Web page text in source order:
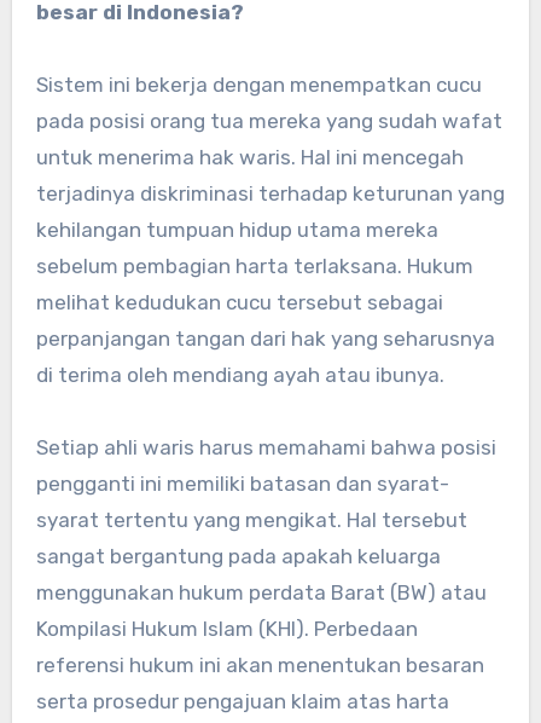
besar di Indonesia?
Sistem ini bekerja dengan menempatkan cucu
pada posisi orang tua mereka yang sudah wafat
untuk menerima hak waris. Hal ini mencegah
terjadinya diskriminasi terhadap keturunan yang
kehilangan tumpuan hidup utama mereka
sebelum pembagian harta terlaksana. Hukum
melihat kedudukan cucu tersebut sebagai
perpanjangan tangan dari hak yang seharusnya
di terima oleh mendiang ayah atau ibunya.
Setiap ahli waris harus memahami bahwa posisi
pengganti ini memiliki batasan dan syarat-
syarat tertentu yang mengikat. Hal tersebut
sangat bergantung pada apakah keluarga
menggunakan hukum perdata Barat (BW) atau
Kompilasi Hukum Islam (KHI). Perbedaan
referensi hukum ini akan menentukan besaran
serta prosedur pengajuan klaim atas harta